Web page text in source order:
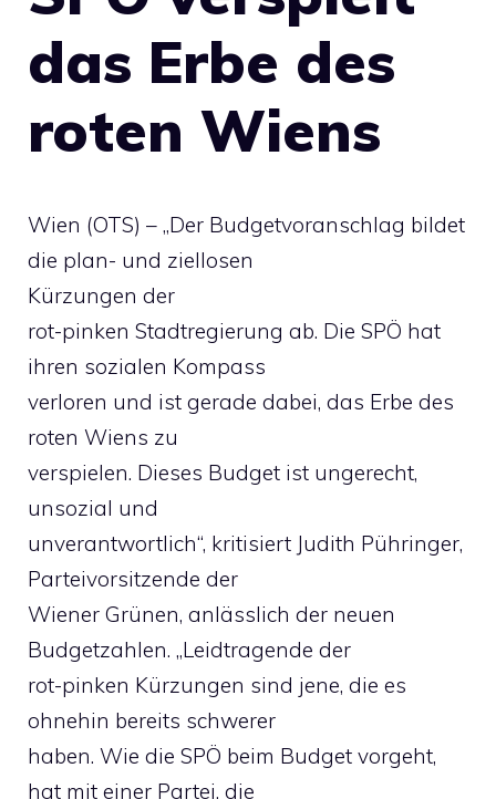
das Erbe des
roten Wiens
Wien (OTS) – „Der Budgetvoranschlag bildet
die plan- und ziellosen
Kürzungen der
rot-pinken Stadtregierung ab. Die SPÖ hat
ihren sozialen Kompass
verloren und ist gerade dabei, das Erbe des
roten Wiens zu
verspielen. Dieses Budget ist ungerecht,
unsozial und
unverantwortlich“, kritisiert Judith Pühringer,
Parteivorsitzende der
Wiener Grünen, anlässlich der neuen
Budgetzahlen. „Leidtragende der
rot-pinken Kürzungen sind jene, die es
ohnehin bereits schwerer
haben. Wie die SPÖ beim Budget vorgeht,
hat mit einer Partei, die